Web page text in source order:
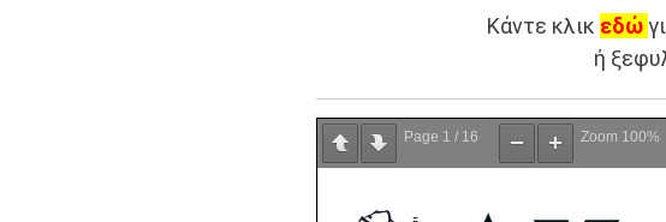
Κάντε κλικ εδώ
ή
Page 1 / 16 Zoom 100%